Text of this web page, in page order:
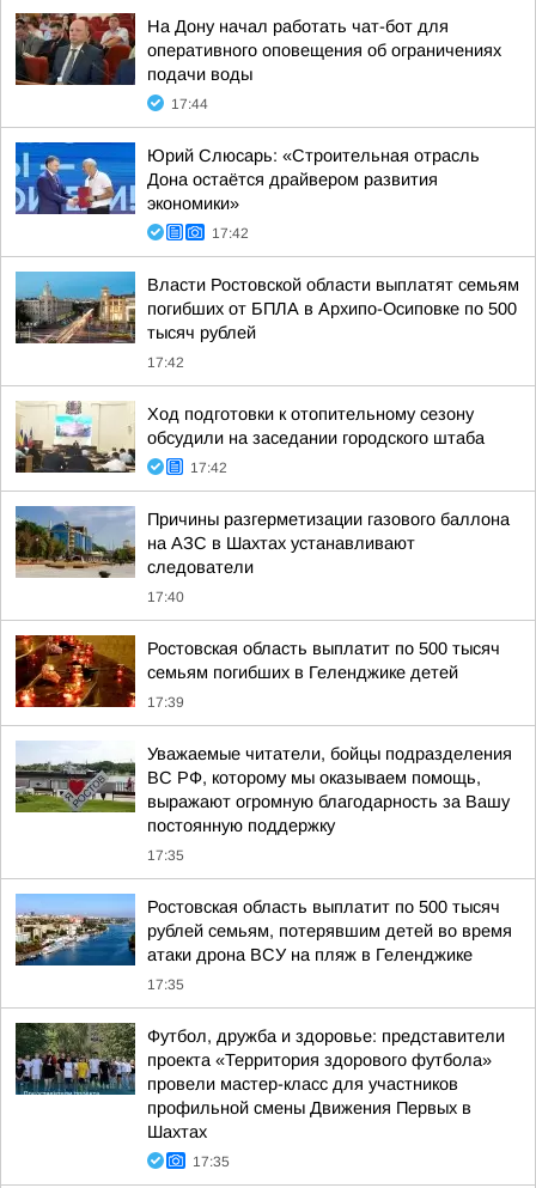
На Дону начал работать чат-бот для
оперативного оповещения об ограничениях
подачи воды
17:44
Юрий Слюсарь: «Строительная отрасль
Дона остаётся драйвером развития
экономики»
17:42
Власти Ростовской области выплатят семьям
погибших от БПЛА в Архипо-Осиповке по 500
тысяч рублей
17:42
Ход подготовки к отопительному сезону
обсудили на заседании городского штаба
17:42
Причины разгерметизации газового баллона
на АЗС в Шахтах устанавливают
следователи
17:40
Ростовская область выплатит по 500 тысяч
семьям погибших в Геленджике детей
17:39
Уважаемые читатели, бойцы подразделения
ВС РФ, которому мы оказываем помощь,
выражают огромную благодарность за Вашу
постоянную поддержку
17:35
Ростовская область выплатит по 500 тысяч
рублей семьям, потерявшим детей во время
атаки дрона ВСУ на пляж в Геленджике
17:35
Футбол, дружба и здоровье: представители
проекта «Территория здорового футбола»
провели мастер-класс для участников
профильной смены Движения Первых в
Шахтах
17:35